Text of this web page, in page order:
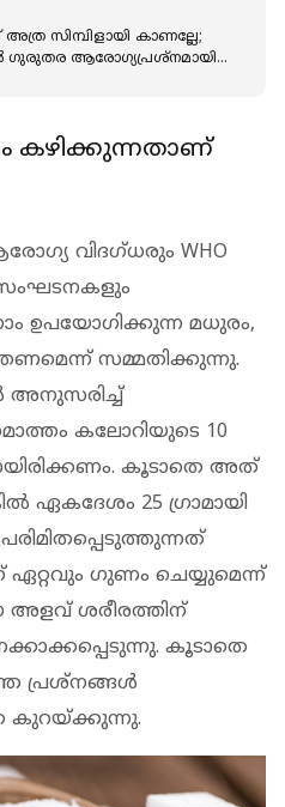
അത്ര സിമ്പിളായി കാണല്ലേ;
ഗുരുതര ആരോഗ്യപ്രശ്‌നമായി
കഴിക്കുന്നതാണ്
വിദഗ്ധരും WHO
ഉപയോഗിക്കുന്ന മധുരം,
സമ്മതിക്കുന്നു.
അനുസരിച്ച്
കലോറിയുടെ 10
കൂടാതെ അത്
ഏകദേശം 25 ഗ്രാമായി
ഏറ്റവും ഗുണം ചെയ്യുമെന്ന്
അളവ് ശരീരത്തിന്
കൂടാതെ
പ്രശ്‌നങ്ങള്‍
കുറയ്ക്കുന്നു.